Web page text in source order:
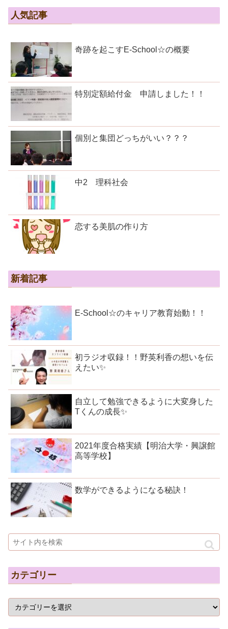
人気記事
奇跡を起こすE-School☆の概要
特別定額給付金 申請しました！！
個別と集団どっちがいい？？？
中2 理科社会
恋する美肌の作り方
新着記事
E-School☆のキャリア教育始動！！
初ラジオ収録！！野英利香の想いを伝
えたい✨
自立して勉強できるように大変身した
Tくんの成長✨
2021年度合格実績【明治大学・興譲館
高等学校】
数学ができるようになる秘訣！
カテゴリー